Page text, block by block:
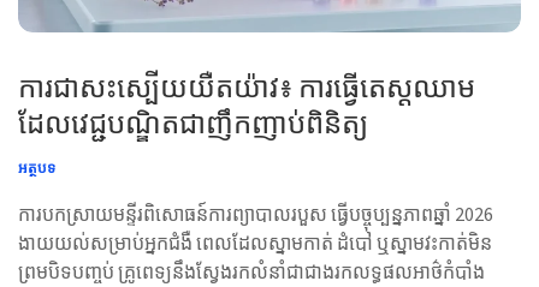
ការជាសះស្បើយយឺតយ៉ាវ៖ ការធ្វើតេស្តឈាម
ដែលវេជ្ជបណ្ឌិតជាញឹកញាប់ពិនិត្យ
អត្ថបទ
ការបកស្រាយមន្ទីរពិសោធន៍ការព្យាបាលរបួស ធ្វើបច្ចុប្បន្នភាពឆ្នាំ 2026
ងាយយល់សម្រាប់អ្នកជំងឺ ពេលដែលស្នាមកាត់ ដំបៅ ឬស្នាមវះកាត់មិន
ព្រមបិទបញ្ចប់ គ្រូពេទ្យនឹងស្វែងរកលំនាំជាជាងរកលទ្ធផលអាថ៌កំបាំង